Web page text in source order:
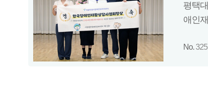
평택
애인
No.325